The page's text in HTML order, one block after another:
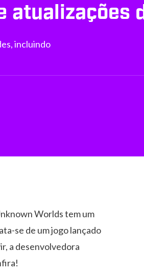
atualizações
incluindo
Worlds tem um
se de um jogo lançado
a desenvolvedora